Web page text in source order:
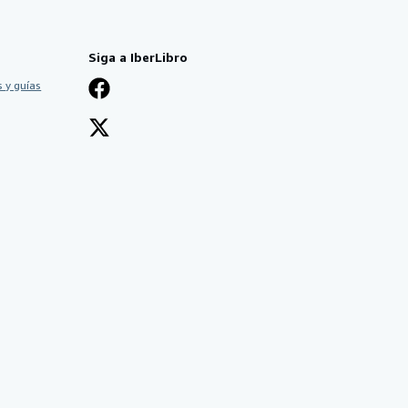
y guías
Siga a IberLibro